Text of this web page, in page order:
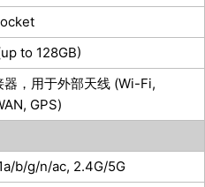
to 128GB)
，用于外部天线 (Wi-Fi,
GPS)
b/g/n/ac, 2.4G/5G